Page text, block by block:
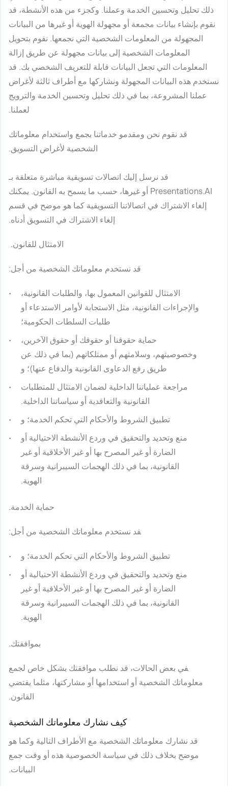
ذلك تحليل وتحسين الخدمة وعملنا. وكجزء من هذه الأنشطة، قد
نقوم بإنشاء بيانات مجمعة أو مجهولة الهوية أو غيرها من البيانات
المجهولة من المعلومات الشخصية التي نجمعها. نقوم بتحويل
المعلومات الشخصية إلى بيانات مجهولة عن طريق إزالة
المعلومات التي تجعل البيانات قابلة للتعريف الشخصي بك. قد
نستخدم هذه البيانات المجهولة ونشاركها مع أطراف ثالثة لأغراض
عملنا المشروعة، بما في ذلك تحليل وتحسين الخدمة والترويج
لعملنا.
قد نقوم نحن ومقدمو خدماتنا بجمع واستخدام معلوماتك
الشخصية لأغراض التسويق.
قد نرسل إليك اتصالات تسويقية مباشرة متعلقة بـ
Presentations.AI أو غيرها، حسب ما يسمح به القانون. يمكنك
إلغاء الاشتراك في اتصالاتنا التسويقية كما هو موضح في قسم
إلغاء الاشتراك في التسويق أدناه.
الامتثال للقانون.
قد نستخدم معلوماتك الشخصية من أجل:
الامتثال للقوانين المعمول بها، والطلبات القانونية،
والإجراءات القانونية، مثل الاستجابة لأوامر الاستدعاء أو
طلبات السلطات الحكومية؛
حماية حقوقنا أو حقوقك أو حقوق الآخرين،
وخصوصيتهم، وسلامتهم أو ممتلكاتهم (بما في ذلك عن
طريق رفع الدعاوى القانونية والدفاع عنها)؛ و
مراجعة عملياتنا الداخلية لضمان الامتثال للمتطلبات
القانونية والتعاقدية أو سياساتنا الداخلية.
تطبيق الشروط والأحكام التي تحكم الخدمة؛ و
منع وتحديد والتحقيق في وردع الأنشطة الاحتيالية أو
الضارة أو غير المصرح بها أو غير الأخلاقية أو غير
القانونية، بما في ذلك الهجمات السيبرانية وسرقة
الهوية.
حماية الخدمة.
قد نستخدم معلوماتك الشخصية من أجل:
تطبيق الشروط والأحكام التي تحكم الخدمة؛ و
منع وتحديد والتحقيق في وردع الأنشطة الاحتيالية أو
الضارة أو غير المصرح بها أو غير الأخلاقية أو غير
القانونية، بما في ذلك الهجمات السيبرانية وسرقة
الهوية.
بموافقتك.
في بعض الحالات، قد نطلب موافقتك بشكل خاص لجمع
معلوماتك الشخصية أو استخدامها أو مشاركتها، مثلما يقتضي
القانون.
كيف نشارك معلوماتك الشخصية
قد نشارك معلوماتك الشخصية مع الأطراف التالية وكما هو
موضح بخلاف ذلك في سياسة الخصوصية هذه أو وقت جمع
البيانات.